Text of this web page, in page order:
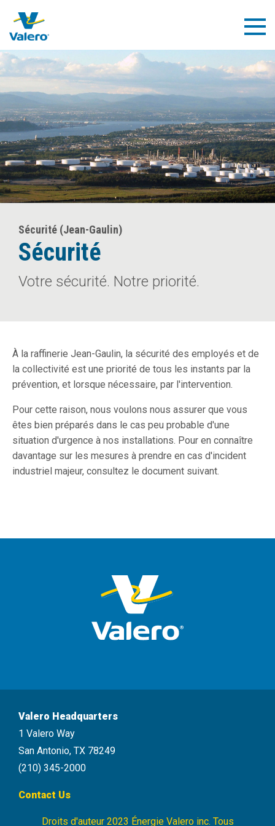
main
content
Sécurité (Jean-Gaulin)
Sécurité
Votre sécurité. Notre priorité.
À la raffinerie Jean-Gaulin, la sécurité des employés et de
la collectivité est une priorité de tous les instants par la
prévention, et lorsque nécessaire, par l'intervention.
Pour cette raison, nous voulons nous assurer que vous
êtes bien préparés dans le cas peu probable d'une
situation d'urgence à nos installations. Pour en connaître
davantage sur les mesures à prendre en cas d'incident
industriel majeur, consultez le document suivant.
Valero Headquarters
1 Valero Way
San Antonio, TX 78249
(210) 345-2000
Contact Us
Energie
Droits d'auteur 2023 Énergie Valero inc. Tous